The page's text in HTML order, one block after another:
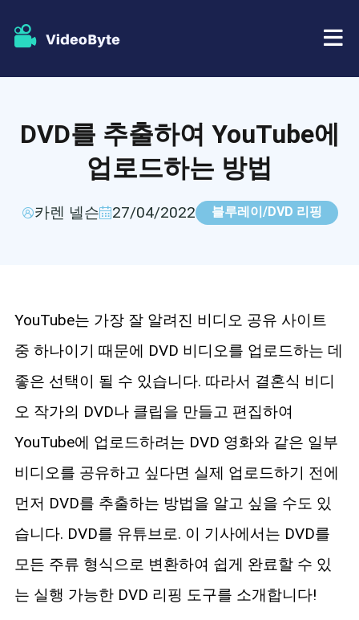
BD-DVD 리퍼
DVD 복사
가게
DVD를 추출하여 YouTube에
업로드하는 방법
카렌 넬슨 27/04/2022 블루레이/DVD 리핑
YouTube는 가장 잘 알려진 비디오 공유 사이트
중 하나이기 때문에 DVD 비디오를 업로드하는 데
좋은 선택이 될 수 있습니다. 따라서 결혼식 비디
오 작가의 DVD나 클립을 만들고 편집하여
YouTube에 업로드하려는 DVD 영화와 같은 일부
비디오를 공유하고 싶다면 실제 업로드하기 전에
먼저 DVD를 추출하는 방법을 알고 싶을 수도 있
습니다. DVD를 유튜브로. 이 기사에서는 DVD를
모든 주류 형식으로 변환하여 쉽게 완료할 수 있
는 실행 가능한 DVD 리핑 도구를 소개합니다!